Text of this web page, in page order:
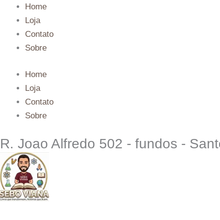
conteúdo
Home
Loja
Contato
Sobre
Home
Loja
Contato
Sobre
R. Joao Alfredo 502 - fundos -